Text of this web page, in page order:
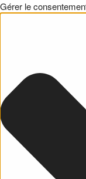
Gérer le